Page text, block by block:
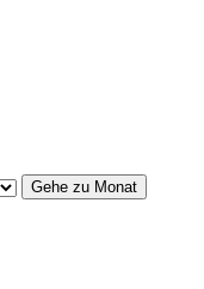
Gehe zu Monat